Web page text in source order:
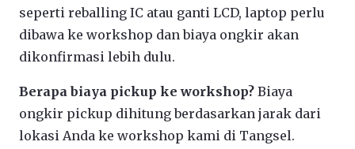
seperti reballing IC atau ganti LCD, laptop perlu
dibawa ke workshop dan biaya ongkir akan
dikonfirmasi lebih dulu.
Berapa biaya pickup ke workshop? Biaya
ongkir pickup dihitung berdasarkan jarak dari
lokasi Anda ke workshop kami di Tangsel.